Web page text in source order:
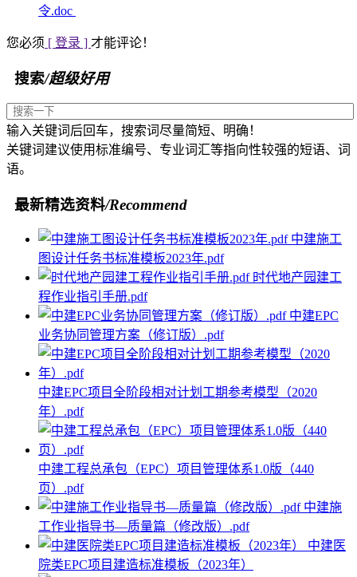
令.doc
您必须 [ 登录 ] 才能评论！
搜索/超级好用
输入关键词后回车，搜索词尽量简短、明确！
关键词建议使用标准编号、专业词汇等指向性较强的短语、词
语。
最新精选资料/Recommend
中建施工
图设计任务书标准模板2023年.pdf
时代地产园建工
程作业指引手册.pdf
中建EPC
业务协同管理方案（修订版）.pdf
中建EPC项目全阶段相对计划工期参考模型（2020
年）.pdf
中建工程总承包（EPC）项目管理体系1.0版（440
页）.pdf
中建施
工作业指导书—质量篇（修改版）.pdf
中建医
院类EPC项目建造标准模板（2023年）